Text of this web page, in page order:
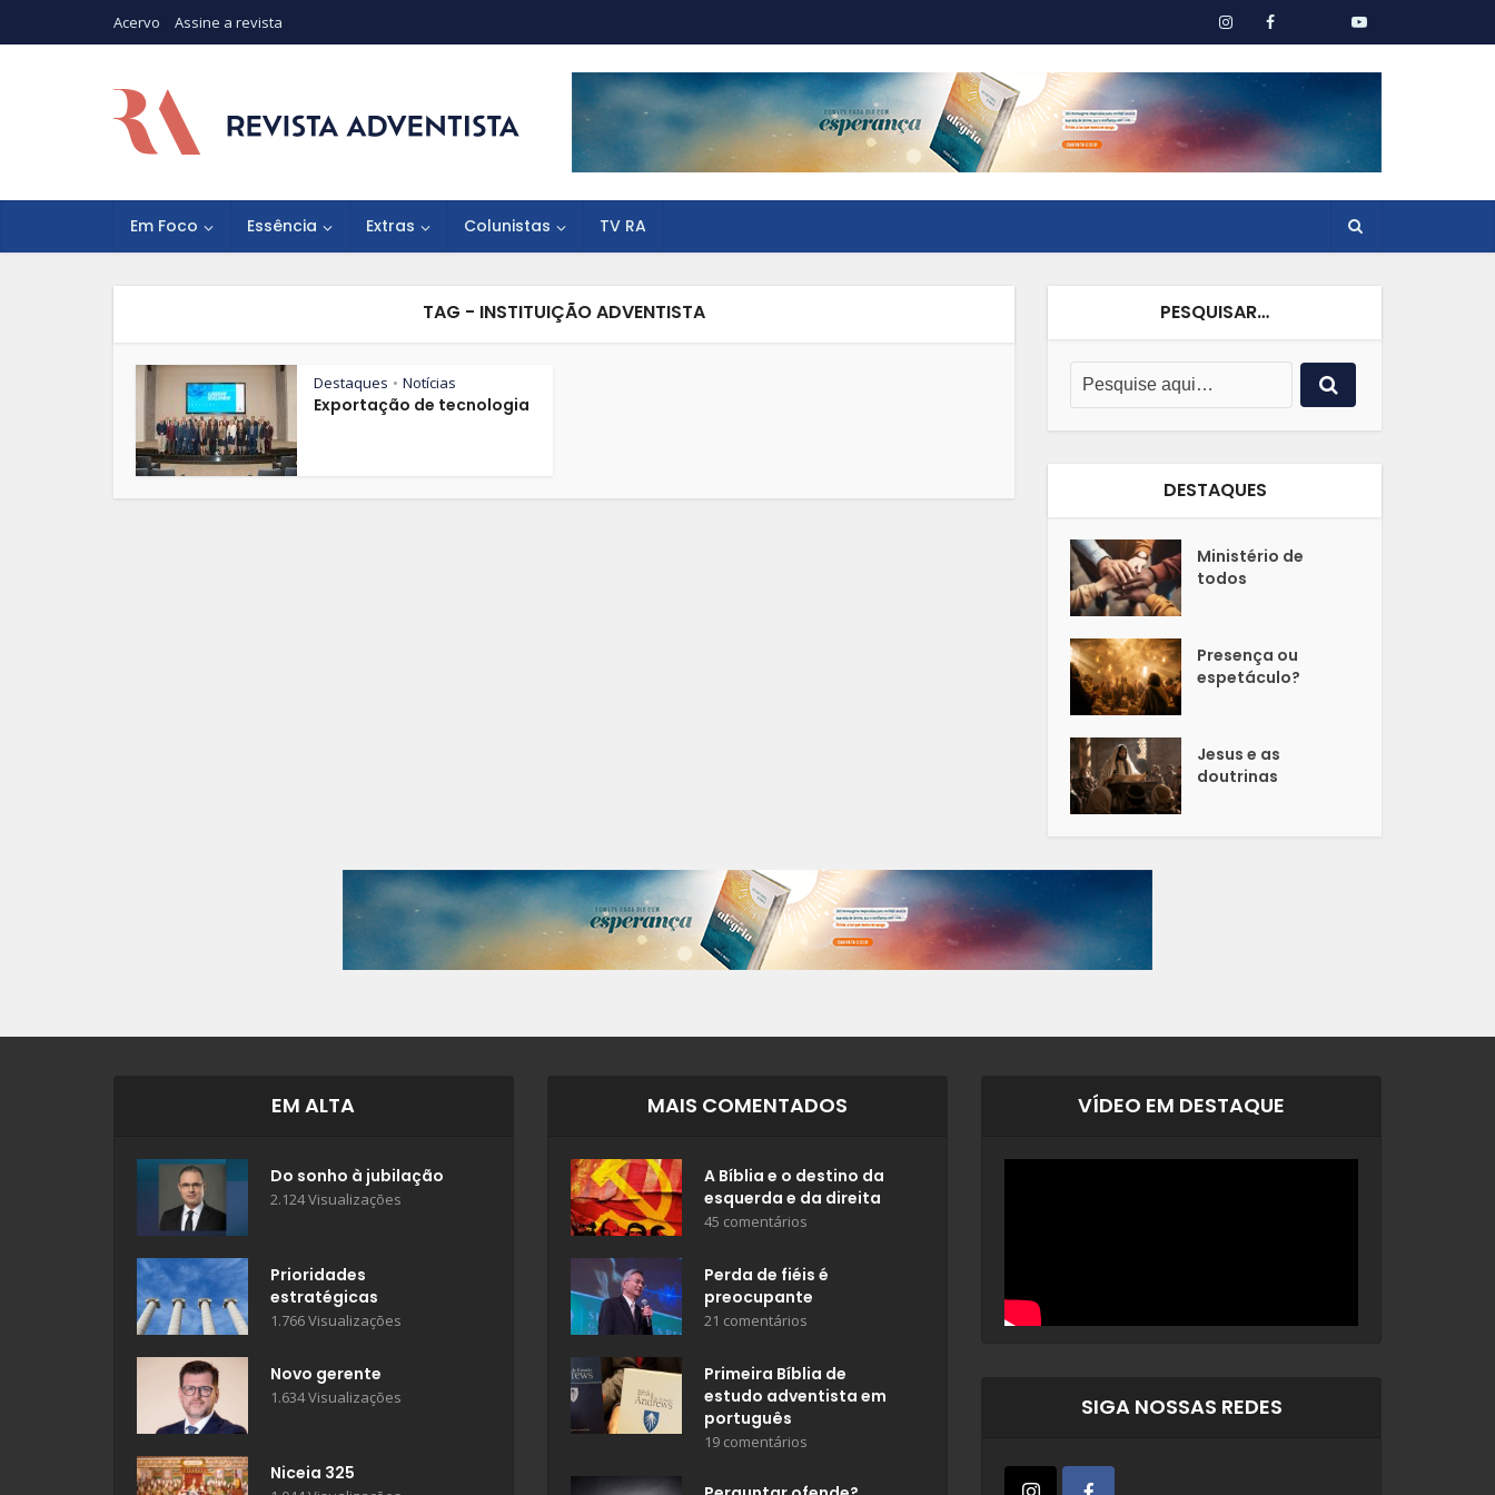
Acervo Assine a revista
Em Foco Essência Extras Colunistas TV RA
TAG - INSTITUIÇÃO ADVENTISTA
Destaques • Notícias
Exportação de tecnologia
PESQUISAR…
DESTAQUES
Ministério de
todos
Presença ou
espetáculo?
Jesus e as
doutrinas
EM ALTA
Do sonho à jubilação
2.124 Visualizações
Prioridades
estratégicas
1.766 Visualizações
Novo gerente
1.634 Visualizações
Niceia 325
MAIS COMENTADOS
A Bíblia e o destino da
esquerda e da direita
45 comentários
Perda de fiéis é
preocupante
21 comentários
Primeira Bíblia de
estudo adventista em
português
19 comentários
VÍDEO EM DESTAQUE
SIGA NOSSAS REDES